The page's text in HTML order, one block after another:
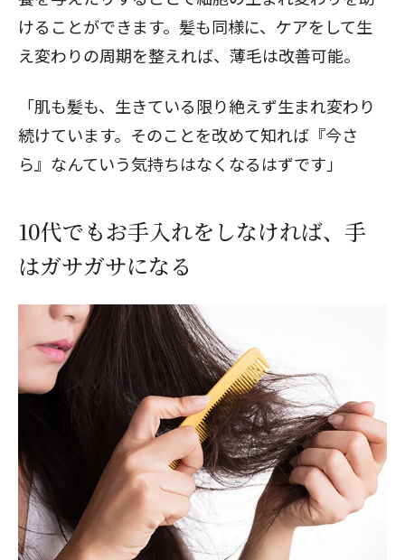
けることができます。髪も同様に、ケアをして生
え変わりの周期を整えれば、薄毛は改善可能。
「肌も髪も、生きている限り絶えず生まれ変わり
続けています。そのことを改めて知れば『今さ
ら』なんていう気持ちはなくなるはずです」
10代でもお手入れをしなければ、手
はガサガサになる